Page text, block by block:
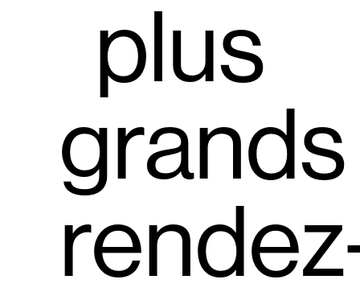
plus
grands